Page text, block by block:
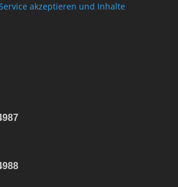
akzeptieren und Inhalte